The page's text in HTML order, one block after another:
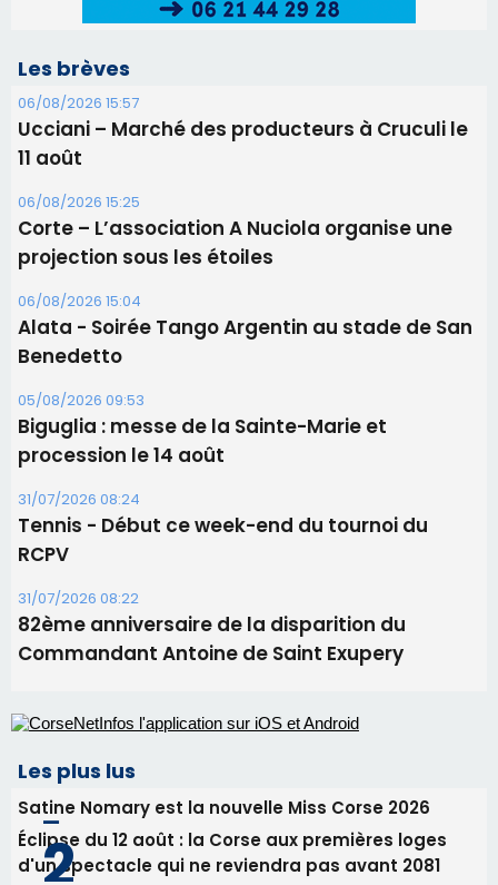
Les brèves
06/08/2026 15:57
Ucciani – Marché des producteurs à Cruculi le
11 août
06/08/2026 15:25
Corte – L’association A Nuciola organise une
projection sous les étoiles
06/08/2026 15:04
Alata - Soirée Tango Argentin au stade de San
Benedetto
05/08/2026 09:53
Biguglia : messe de la Sainte-Marie et
procession le 14 août
31/07/2026 08:24
Tennis - Début ce week-end du tournoi du
RCPV
31/07/2026 08:22
82ème anniversaire de la disparition du
Commandant Antoine de Saint Exupery
Les plus lus
Satine Nomary est la nouvelle Miss Corse 2026
Éclipse du 12 août : la Corse aux premières loges
d'un spectacle qui ne reviendra pas avant 2081